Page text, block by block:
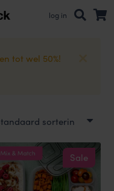
log in
tot wel 50%!
Sale